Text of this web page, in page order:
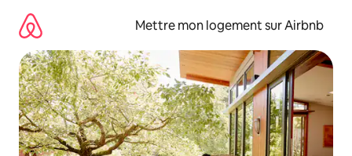
directement
contenu
Mettre mon logement sur Airbnb